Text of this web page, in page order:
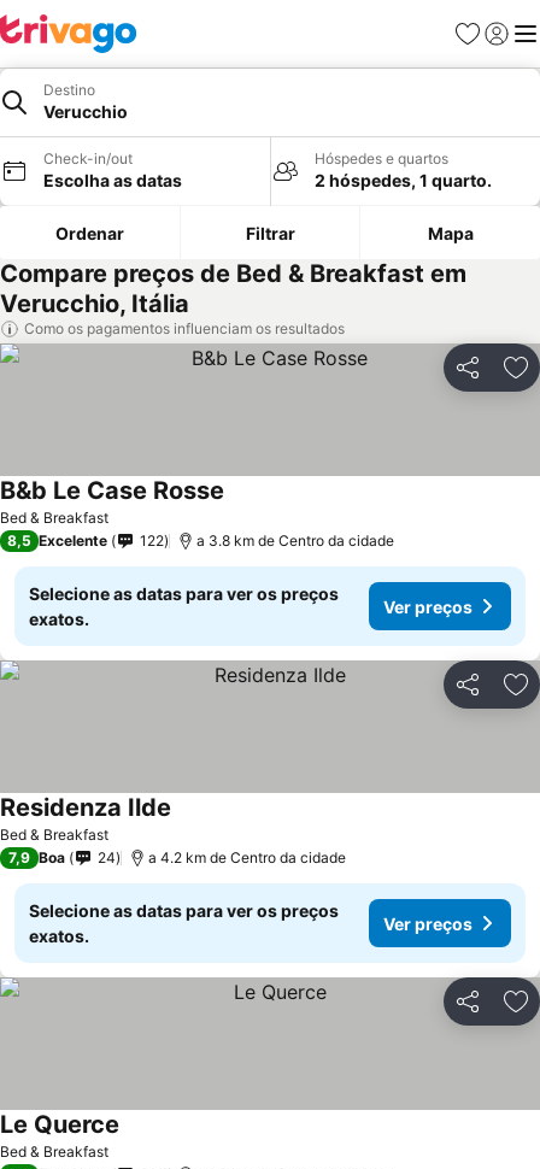
Favoritos
Iniciar
Destino
Verucchio
Check-in/out
Escolha as datas
Hóspedes e quartos
2 hóspedes, 1 quarto.
Ordenar Filtrar Mapa
Compare preços de Bed & Breakfast em
Verucchio, Itália
Como os pagamentos influenciam os resultados
Partilhar
Bed & Breakfast
B&b Le Case Rosse
8,5 Excelente 122 a 3.8 km de Centro da cidade
Selecione as datas para ver os preços
exatos.
Ver preços
Partilhar
Bed & Breakfast
Residenza Ilde
7,9 Boa 24 a 4.2 km de Centro da cidade
Selecione as datas para ver os preços
exatos.
Ver preços
Partilhar
Bed & Breakfast
Le Querce